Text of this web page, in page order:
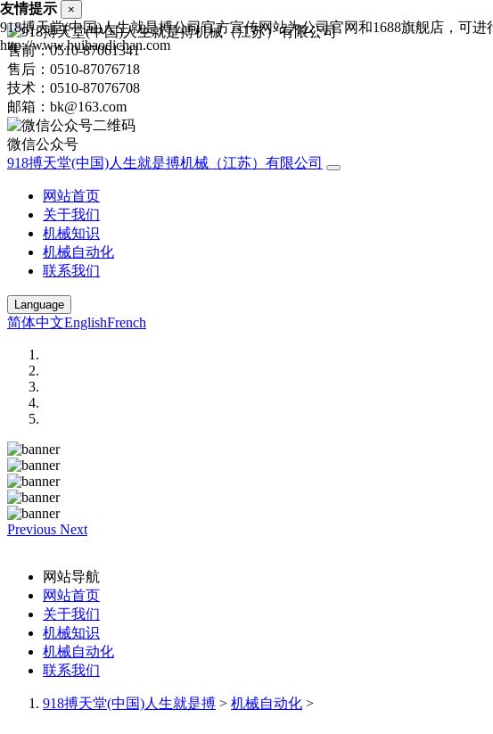
售前：0510-87061341
售后：0510-87076718
技术：0510-87076708
邮箱：bk@163.com
微信公众号
918搏天堂(中国)人生就是搏机械（江苏）有限公司
网站首页
关于我们
机械知识
机械自动化
联系我们
Language
简体中文EnglishFrench
Previous Next
网站导航
网站首页
关于我们
机械知识
机械自动化
联系我们
918搏天堂(中国)人生就是搏 > 机械自动化 >
友情提示 ×
918搏天堂(中国)人生就是搏公司官方宣传网站为公司官网和1688旗舰店，可
http://www.huihaodichan.com